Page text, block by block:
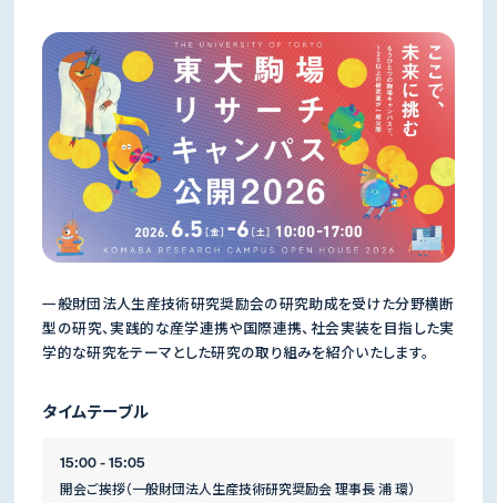
一般財団法人生産技術研究奨励会の研究助成を受けた分野横断
型の研究、実践的な産学連携や国際連携、社会実装を目指した実
学的な研究をテーマとした研究の取り組みを紹介いたします。
タイムテーブル
15:00 - 15:05
開会ご挨拶（一般財団法人生産技術研究奨励会 理事長 浦 環）